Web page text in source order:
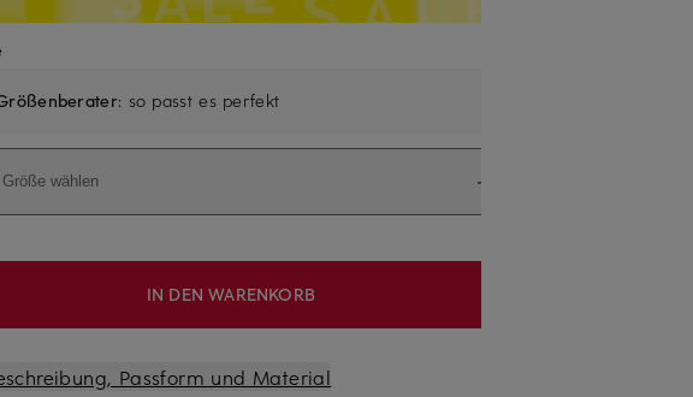
: so passt es perfekt
wählen
IN DEN WARENKORB
Passform und Material